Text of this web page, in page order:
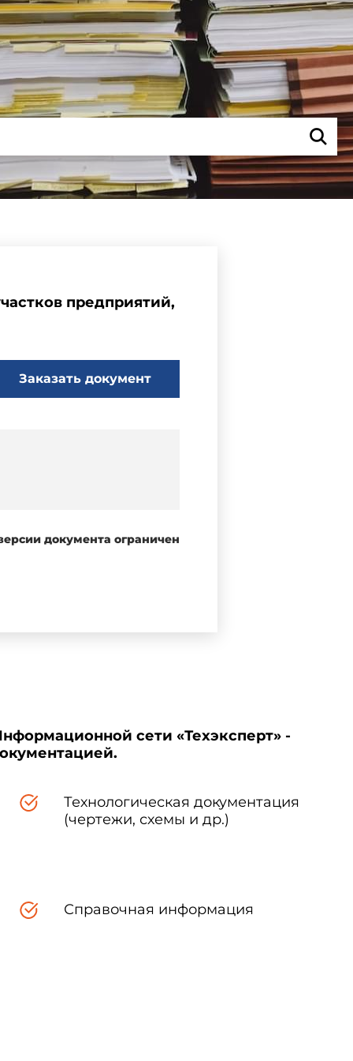
предприятий,
Заказать документ
документа ограничен
сети «Техэксперт» -
Технологическая документация
(чертежи, схемы и др.)
Справочная информация